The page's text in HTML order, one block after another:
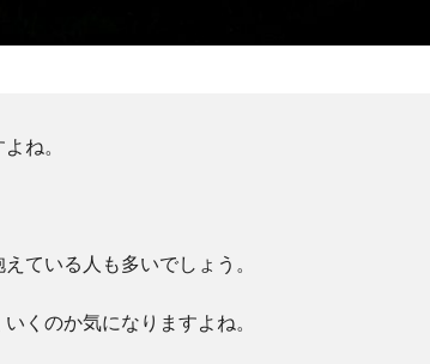
ね。
ている人も多いでしょう。
くのか気になりますよね。